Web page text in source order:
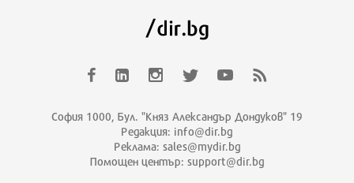
София 1000, Бул. "Княз Александър Дондуков" 19
Редакция: info@dir.bg
Реклама: sales@mydir.bg
Помощен център: support@dir.bg